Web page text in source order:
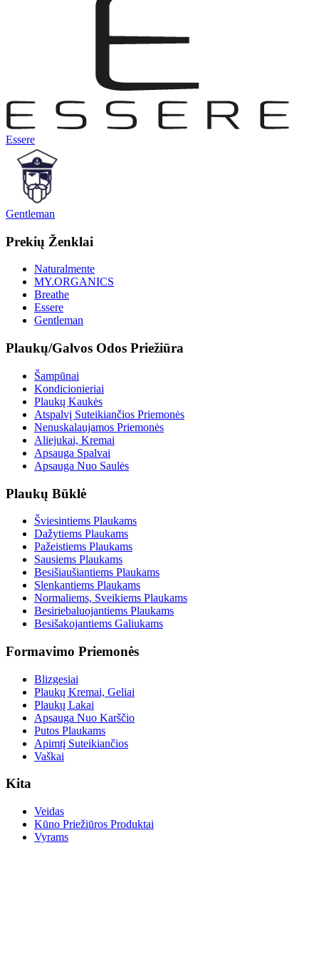
Essere
Gentleman
Prekių Ženklai
Naturalmente
MY.ORGANICS
Breathe
Essere
Gentleman
Plaukų/Galvos Odos Priežiūra
Šampūnai
Kondicionieriai
Plaukų Kaukės
Atspalvį Suteikiančios Priemonės
Nenuskalaujamos Priemonės
Aliejukai, Kremai
Apsauga Spalvai
Apsauga Nuo Saulės
Plaukų Būklė
Šviesintiems Plaukams
Dažytiems Plaukams
Pažeistiems Plaukams
Sausiems Plaukams
Besišiaušiantiems Plaukams
Slenkantiems Plaukams
Normaliems, Sveikiems Plaukams
Besiriebaluojantiems Plaukams
Besišakojantiems Galiukams
Formavimo Priemonės
Blizgesiai
Plaukų Kremai, Geliai
Plaukų Lakai
Apsauga Nuo Karščio
Putos Plaukams
Apimtį Suteikiančios
Vaškai
Kita
Veidas
Kūno Priežiūros Produktai
Vyrams